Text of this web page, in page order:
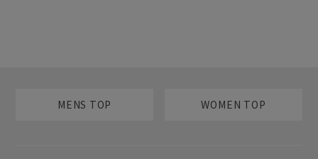
MENS TOP WOMEN TOP